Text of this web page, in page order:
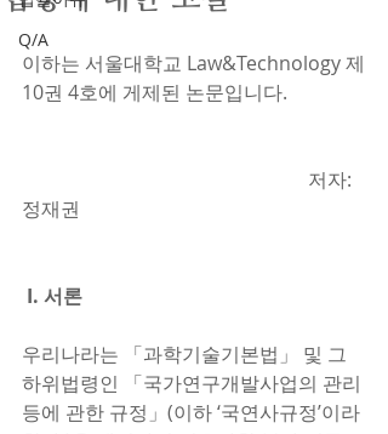
Q/A
이하는 서울대학교 Law&Technology 제
10권 4호에 게제된 논문입니다.
정재권
I. 서론
우리나라는 「과학기술기본법」 및 그
하위법령인 「국가연구개발사업의 관리
등에 관한 규정」(이하 ‘국연사규정’이라